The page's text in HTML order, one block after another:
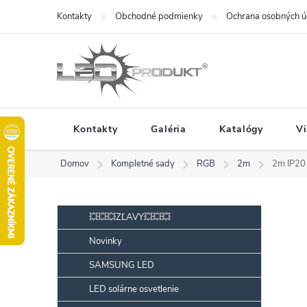
obsah
Kontakty Obchodné podmienky Ochrana osobných
Kontakty Galéria Katalógy
Domov Kompletné sady RGB 2m 2m
o
č
n
Preskočiť
kategórie💥💥💥ZĽAVY💥💥💥
Novinky
SAMSUNG LED
LED solárne osvetlenie